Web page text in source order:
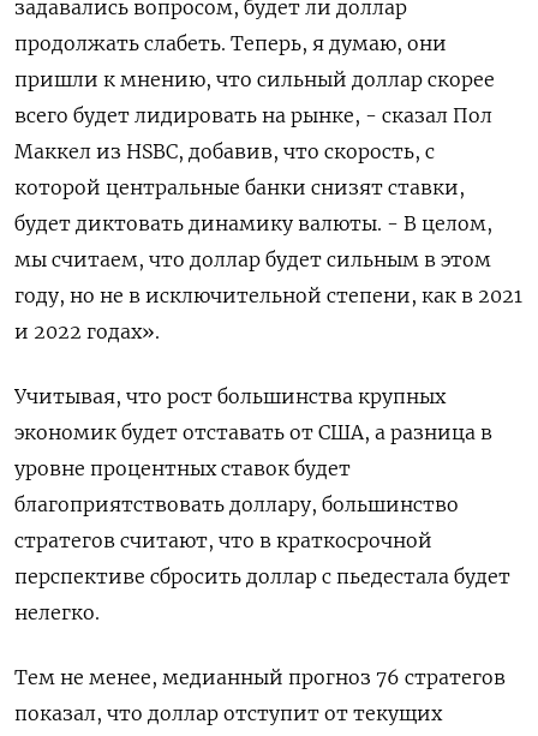
задавались вопросом, будет ли доллар
продолжать слабеть. Теперь, я думаю, они
пришли к мнению, что сильный доллар скорее
всего будет лидировать на рынке, - сказал Пол
Маккел из HSBC, добавив, что скорость, с
которой центральные банки снизят ставки,
будет диктовать динамику валюты. - В целом,
мы считаем, что доллар будет сильным в этом
году, но не в исключительной степени, как в 2021
и 2022 годах».
Учитывая, что рост большинства крупных
экономик будет отставать от США, а разница в
уровне процентных ставок будет
благоприятствовать доллару, большинство
стратегов считают, что в краткосрочной
перспективе сбросить доллар с пьедестала будет
нелегко.
Тем не менее, медианный прогноз 76 стратегов
показал, что доллар отступит от текущих